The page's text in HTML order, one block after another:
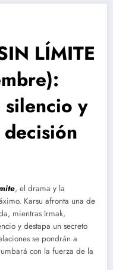
LÍMITE
silencio y
, el drama y la
Karsu afronta una de
mientras Irmak,
y destapa un secreto
se pondrán a
con la fuerza de la